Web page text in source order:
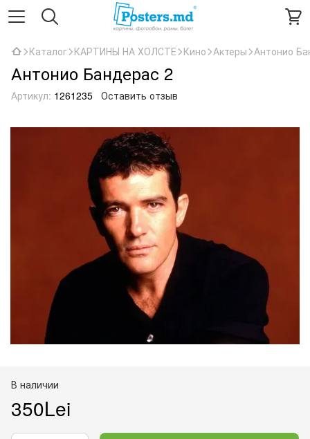
Каталог КАРТИНЫ НА ХОЛСТЕ Кино Актеры Антонио
Антонио Бандерас 2
Артикул: 1261235 Оставить отзыв
В наличии
350Lei